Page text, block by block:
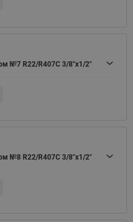
№7 R22/R407C 3/8"x1/2"
№8 R22/R407C 3/8"x1/2"